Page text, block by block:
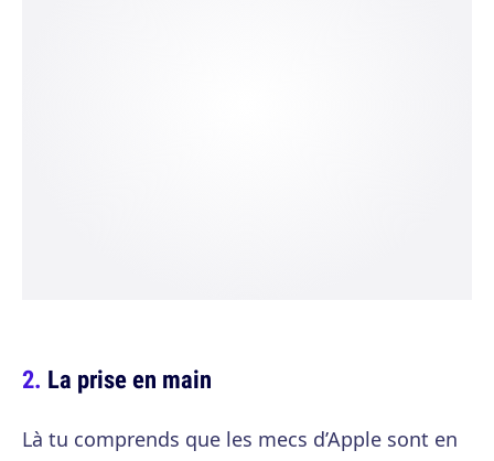
La prise en main
Là tu comprends que les mecs d’Apple sont en